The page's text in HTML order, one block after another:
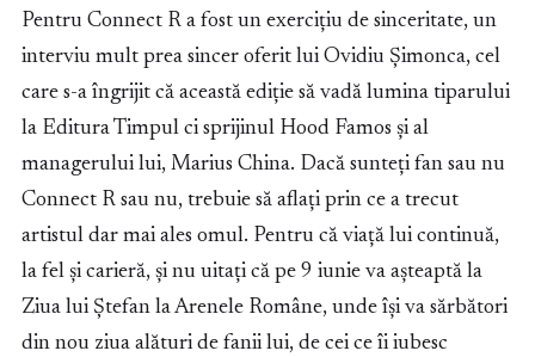
Pentru Connect R a fost un exercițiu de sinceritate, un
interviu mult prea sincer oferit lui Ovidiu Șimonca, cel
care s-a îngrijit că această ediție să vadă lumina tiparului
la Editura Timpul ci sprijinul Hood Famos și al
managerului lui, Marius China. Dacă sunteți fan sau nu
Connect R sau nu, trebuie să aflați prin ce a trecut
artistul dar mai ales omul. Pentru că viață lui continuă,
la fel și carieră, și nu uitați că pe 9 iunie va așteaptă la
Ziua lui Ștefan la Arenele Române, unde își va sărbători
din nou ziua alături de fanii lui, de cei ce îi iubesc